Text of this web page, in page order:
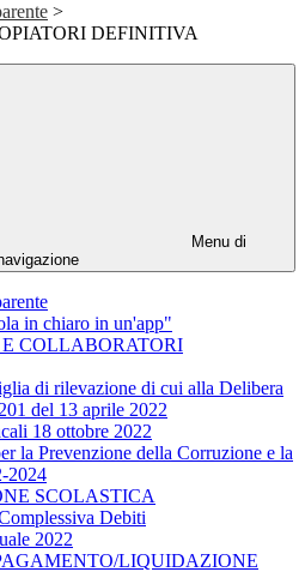
>
DEFINITIVA
Menu di
in chiaro in un'app"
COLLABORATORI
di rilevazione di cui alla Delibera
del 13 aprile 2022
18 ottobre 2022
la Prevenzione della Corruzione e la
2024
SCOLASTICA
Debiti
2022
LIQUIDAZIONE